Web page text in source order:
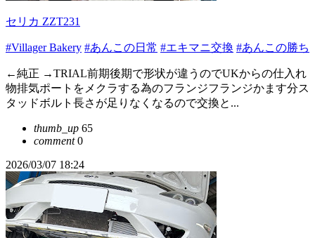
セリカ ZZT231
#Villager Bakery #あんこの日常 #エキマニ交換 #あんこの勝ち
←純正 →TRIAL前期後期で形状が違うのでUKからの仕入れ
物排気ポートをメクラする為のフランジフランジかます分ス
タッドボルト長さが足りなくなるので交換と...
thumb_up 65
comment0
2026/03/07 18:24